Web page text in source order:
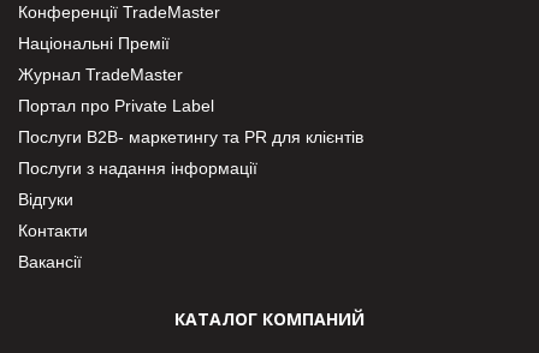
Конференції TradeMaster
Національні Премії
Журнал TradeMaster
Портал про Private Label
Послуги В2В- маркетингу та PR для клієнтів
Послуги з надання інформації
Відгуки
Контакти
Вакансії
КАТАЛОГ КОМПАНИЙ